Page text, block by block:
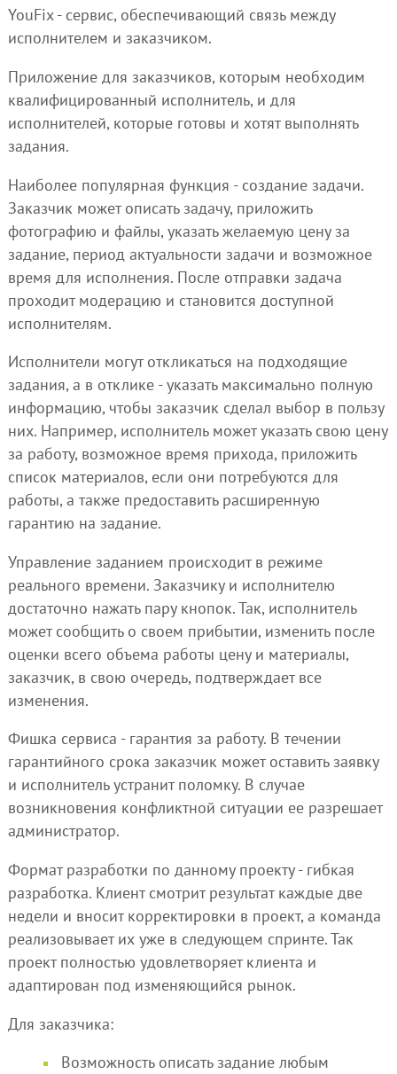
YouFix - сервис, обеспечивающий связь между
исполнителем и заказчиком.
Приложение для заказчиков, которым необходим
квалифицированный исполнитель, и для
исполнителей, которые готовы и хотят выполнять
задания.
Наиболее популярная функция - создание задачи.
Заказчик может описать задачу, приложить
фотографию и файлы, указать желаемую цену за
задание, период актуальности задачи и возможное
время для исполнения. После отправки задача
проходит модерацию и становится доступной
исполнителям.
Исполнители могут откликаться на подходящие
задания, а в отклике - указать максимально полную
информацию, чтобы заказчик сделал выбор в пользу
них. Например, исполнитель может указать свою цену
за работу, возможное время прихода, приложить
список материалов, если они потребуются для
работы, а также предоставить расширенную
гарантию на задание.
Управление заданием происходит в режиме
реального времени. Заказчику и исполнителю
достаточно нажать пару кнопок. Так, исполнитель
может сообщить о своем прибытии, изменить после
оценки всего объема работы цену и материалы,
заказчик, в свою очередь, подтверждает все
изменения.
Фишка сервиса - гарантия за работу. В течении
гарантийного срока заказчик может оставить заявку
и исполнитель устранит поломку. В случае
возникновения конфликтной ситуации ее разрешает
администратор.
Формат разработки по данному проекту - гибкая
разработка. Клиент смотрит результат каждые две
недели и вносит корректировки в проект, а команда
реализовывает их уже в следующем спринте. Так
проект полностью удовлетворяет клиента и
адаптирован под изменяющийся рынок.
Для заказчика:
Возможность описать задание любым